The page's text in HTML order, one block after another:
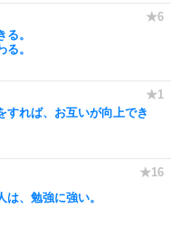
。
。
すれば、お互いが向上でき
は、勉強に強い。